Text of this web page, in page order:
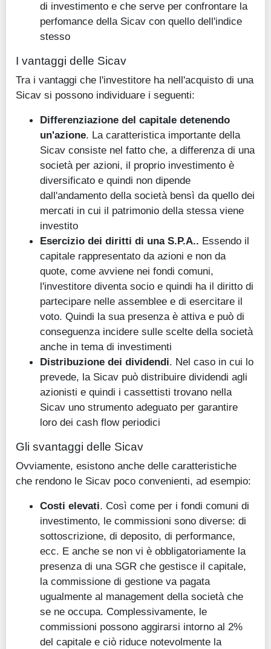
di investimento e che serve per confrontare la
perfomance della Sicav con quello dell'indice
stesso
I vantaggi delle Sicav
Tra i vantaggi che l'investitore ha nell'acquisto di una
Sicav si possono individuare i seguenti:
Differenziazione del capitale detenendo
un'azione. La caratteristica importante della
Sicav consiste nel fatto che, a differenza di una
società per azioni, il proprio investimento è
diversificato e quindi non dipende
dall'andamento della società bensì da quello dei
mercati in cui il patrimonio della stessa viene
investito
Esercizio dei diritti di una S.P.A.. Essendo il
capitale rappresentato da azioni e non da
quote, come avviene nei fondi comuni,
l'investitore diventa socio e quindi ha il diritto di
partecipare nelle assemblee e di esercitare il
voto. Quindi la sua presenza è attiva e può di
conseguenza incidere sulle scelte della società
anche in tema di investimenti
Distribuzione dei dividendi. Nel caso in cui lo
prevede, la Sicav può distribuire dividendi agli
azionisti e quindi i cassettisti trovano nella
Sicav uno strumento adeguato per garantire
loro dei cash flow periodici
Gli svantaggi delle Sicav
Ovviamente, esistono anche delle caratteristiche
che rendono le Sicav poco convenienti, ad esempio:
Costi elevati. Così come per i fondi comuni di
investimento, le commissioni sono diverse: di
sottoscrizione, di deposito, di performance,
ecc. E anche se non vi è obbligatoriamente la
presenza di una SGR che gestisce il capitale,
la commissione di gestione va pagata
ugualmente al management della società che
se ne occupa. Complessivamente, le
commissioni possono aggirarsi intorno al 2%
del capitale e ciò riduce notevolmente la